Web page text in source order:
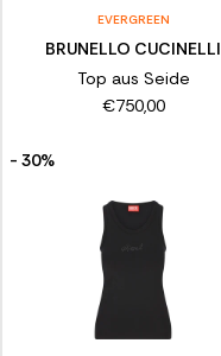
EVERGREEN
BRUNELLO CUCINELLI
Top aus Seide
€750,00
- 30%